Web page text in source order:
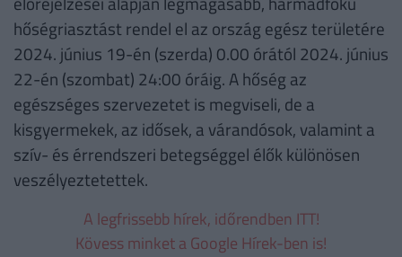
hőségriasztást rendel el az ország egész területére
2024. június 19-én (szerda) 0.00 órától 2024. június
22-én (szombat) 24:00 óráig. A hőség az
egészséges szervezetet is megviseli, de a
kisgyermekek, az idősek, a várandósok, valamint a
szív- és érrendszeri betegséggel élők különösen
veszélyeztetettek.
A legfrissebb hírek, időrendben ITT!
Kövess minket a Google Hírek-ben is!